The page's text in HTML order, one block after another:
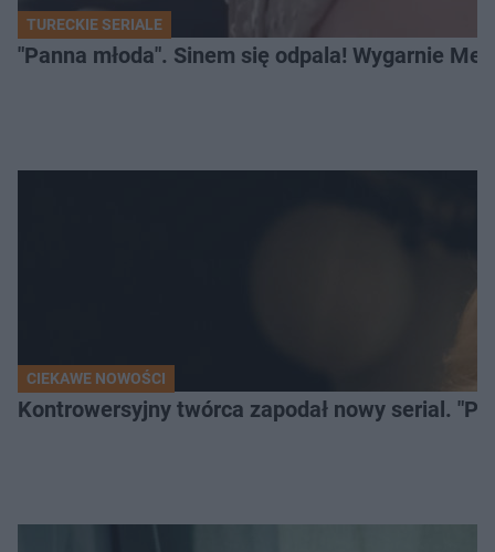
TURECKIE SERIALE
"Panna młoda". Sinem się odpala! Wygarnie
CIEKAWE NOWOŚCI
Kontrowersyjny twórca zapodał nowy serial.